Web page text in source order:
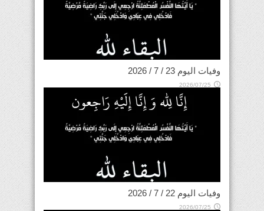
وفيات اليوم 23 / 7 / 2026
2026/07/25
وفيات اليوم 22 / 7 / 2026
2026/07/25